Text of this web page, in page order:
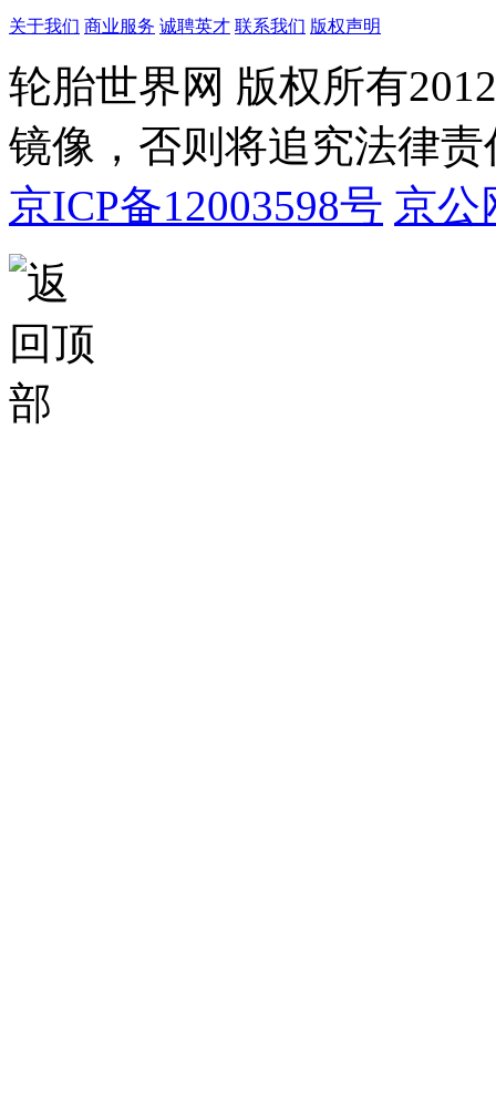
关于我们 商业服务 诚聘英才 联系我们 版权声明
轮胎世界网 版权所有
镜像，否则将追究法律责
京ICP备12003598号 京公